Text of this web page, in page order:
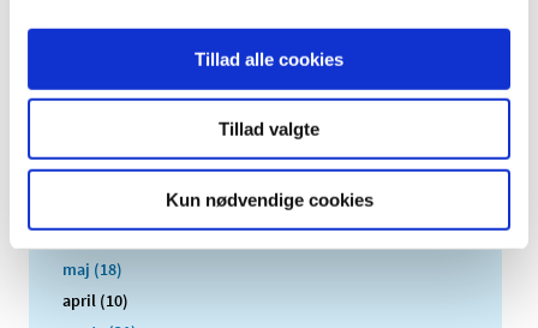
Tillad alle cookies
Tillad valgte
Kun nødvendige cookies
august (6)
juni (13)
maj (18)
april (10)